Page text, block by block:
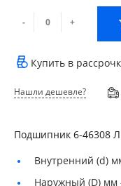
- +
Купить в
Нашли дешевле?
Подшипник 6-46308
Внутренний (d)
Наружный (D) мм